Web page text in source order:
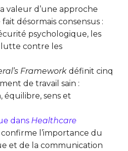
valeur d’une approche
désormais consensus :
psychologique, les
lutte contre les
Framework définit cinq
de travail sain :
équilibre, sens et
dans Healthcare
confirme l’importance du
et de la communication